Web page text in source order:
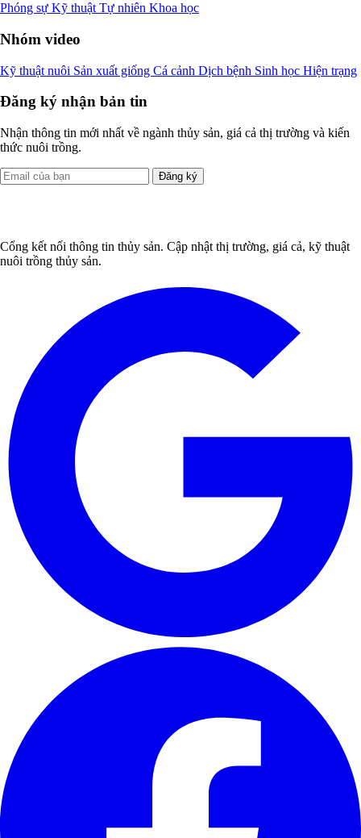
Phóng sự Kỹ thuật Tự nhiên Khoa học
Nhóm video
Kỹ thuật nuôi Sản xuất giống Cá cảnh Dịch bệnh Sinh học Hiện trạng
Đăng ký nhận bản tin
Nhận thông tin mới nhất về ngành thủy sản, giá cả thị trường và kiến
thức nuôi trồng.
Đăng ký
Cổng kết nối thông tin thủy sản. Cập nhật thị trường, giá cả, kỹ thuật
nuôi trồng thủy sản.